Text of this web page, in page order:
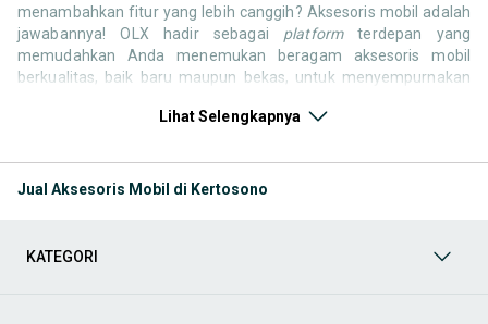
menambahkan fitur yang lebih canggih? Aksesoris mobil adalah
jawabannya! OLX hadir sebagai platformterdepan yang
memudahkan Anda menemukan beragam aksesoris mobil
berkualitas, baik baru maupun bekas, untuk menyempurnakan
sentuhan eksterior yangstylish, kami punya segalanya. Jelajahi
dengan gaya, kebutuhan, danbudgetAnda!
Memilih aksesoris mobil yang tepat bisa mengubah pengalaman
pemanis tampilan? Di OLX, Anda akan menemukan berbagai
Lihat Selengkapnya
Jual Aksesoris Mobil di Kertosono
KATEGORI